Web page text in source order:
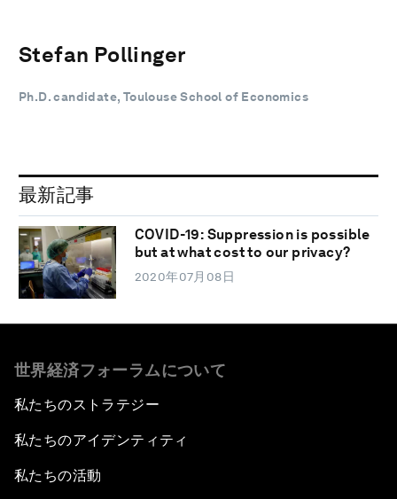
Stefan Pollinger
Ph.D. candidate, Toulouse School of Economics
最新記事
COVID-19: Suppression is possible
but at what cost to our privacy?
2020年07月08日
世界経済フォーラムについて
私たちのストラテジー
私たちのアイデンティティ
私たちの活動